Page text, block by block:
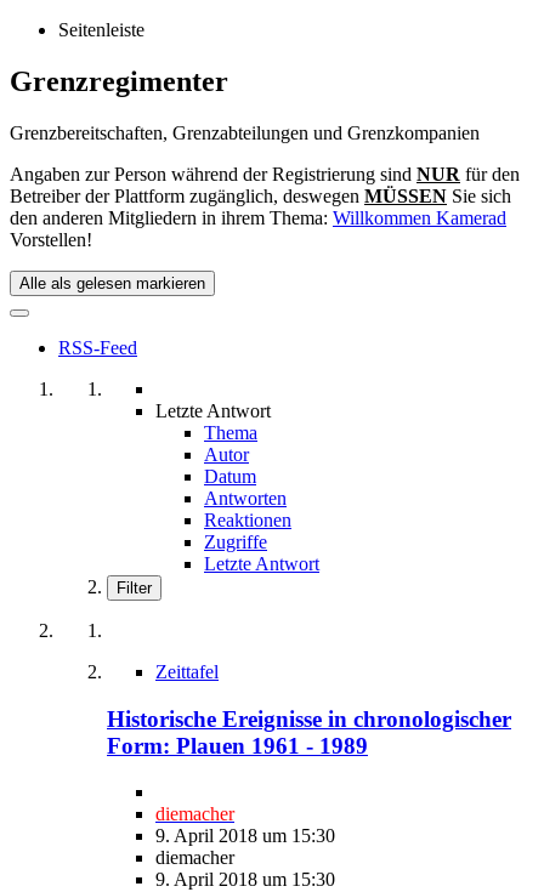
Seitenleiste
Grenzregimenter
Grenzbereitschaften, Grenzabteilungen und Grenzkompanien
Angaben zur Person während der Registrierung sind NUR für den
Betreiber der Plattform zugänglich, deswegen MÜSSEN Sie sich
den anderen Mitgliedern in ihrem Thema: Willkommen Kamerad
Vorstellen!
Alle als gelesen markieren
RSS-Feed
Letzte Antwort
Thema
Autor
Datum
Antworten
Reaktionen
Zugriffe
Letzte Antwort
Filter
Zeittafel
Historische Ereignisse in chronologischer
Form: Plauen 1961 - 1989
diemacher
9. April 2018 um 15:30
diemacher
9. April 2018 um 15:30